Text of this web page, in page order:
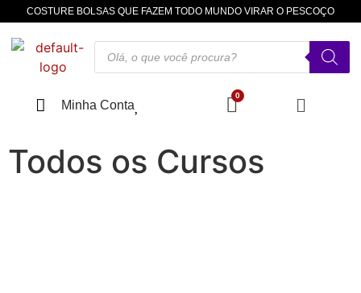
COSTURE BOLSAS QUE FAZEM TODO MUNDO VIRAR O PESCOÇO
Minha Conta
Todos os Cursos